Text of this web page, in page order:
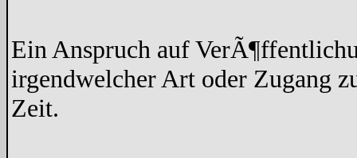
Ein Anspruch auf
irgendwelcher Art oder Zugang
Zeit.